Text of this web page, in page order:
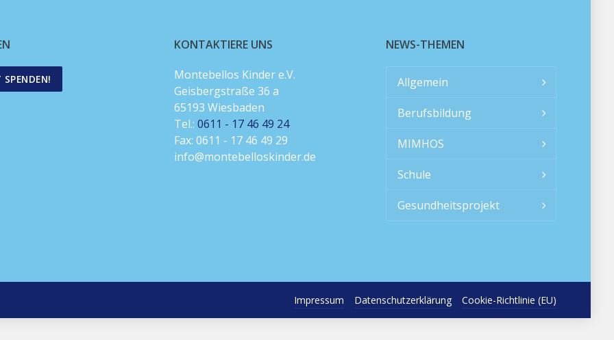
SPENDEN!
KONTAKTIERE UNS
Montebellos Kinder e.V.
Geisbergstraße 36 a
65193 Wiesbaden
Tel.: 0611 - 17 46 49 24
Fax: 0611 - 17 46 49 29
info@montebelloskinder.de
NEWS-THEMEN
Allgemein
Berufsbildung
MIMHOS
Schule
Gesundheitsprojekt
Impressum Datenschutzerklärung Cookie-Richtlinie (EU)